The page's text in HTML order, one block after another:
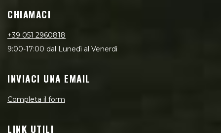
CHIAMACI
+39 051 2960818
9:00-17:00 dal Lunedì al Venerdì
INVIACI UNA EMAIL
Completa il form
LINK UTILI